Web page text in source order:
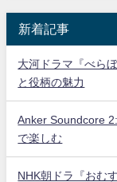
新着記事
大河ドラマ『べら
と役柄の魅力
Anker Soundcore
で楽しむ
NHK朝ドラ『おむ